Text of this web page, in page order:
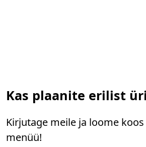
Kas plaanite erilist
Kirjutage meile ja loome
menüü!